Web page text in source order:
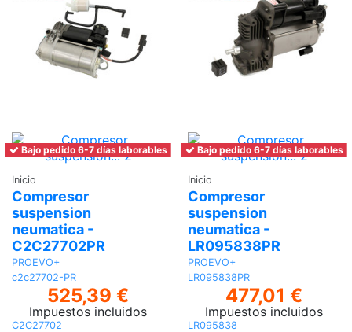
Bajo pedido 6-7 días laborables
Inicio
Compresor
suspension
neumatica -
C2C27702PR
PROEVO+
c2c27702-PR
525,39 €
Impuestos incluidos
C2C27702
Bajo pedido 6-7 días laborables
Inicio
Compresor
suspension
neumatica -
LR095838PR
PROEVO+
LR095838PR
477,01 €
Impuestos incluidos
LR095838